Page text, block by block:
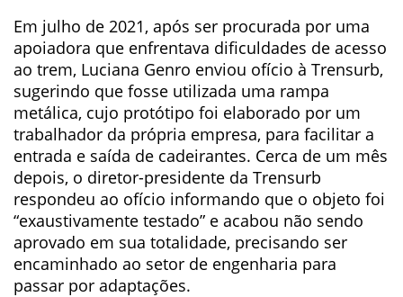
Em julho de 2021, após ser procurada por uma
apoiadora que enfrentava dificuldades de acesso
ao trem, Luciana Genro enviou ofício à Trensurb,
sugerindo que fosse utilizada uma rampa
metálica, cujo protótipo foi elaborado por um
trabalhador da própria empresa, para facilitar a
entrada e saída de cadeirantes. Cerca de um mês
depois, o diretor-presidente da Trensurb
respondeu ao ofício informando que o objeto foi
“exaustivamente testado” e acabou não sendo
aprovado em sua totalidade, precisando ser
encaminhado ao setor de engenharia para
passar por adaptações.